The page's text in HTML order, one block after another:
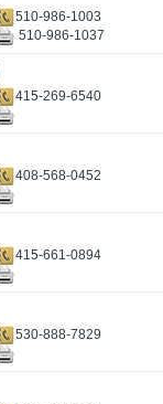
510-986-1003
510-986-1037
415-269-6540
408-568-0452
415-661-0894
530-888-7829